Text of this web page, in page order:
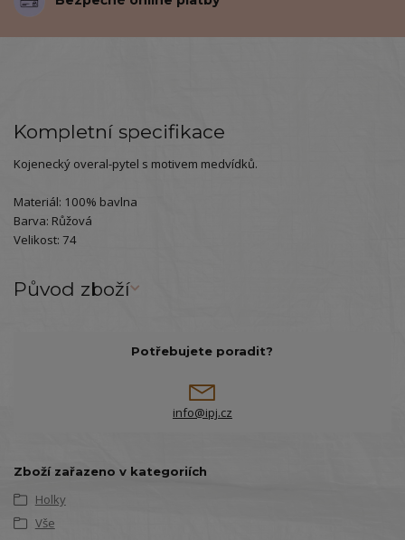
Kompletní specifikace
Kojenecký overal-pytel s motivem medvídků.
Materiál: 100% bavlna
Barva: Růžová
Velikost: 74
Původ zboží
Potřebujete poradit?
info@ipj.cz
Zboží zařazeno v kategoriích
Holky
Vše